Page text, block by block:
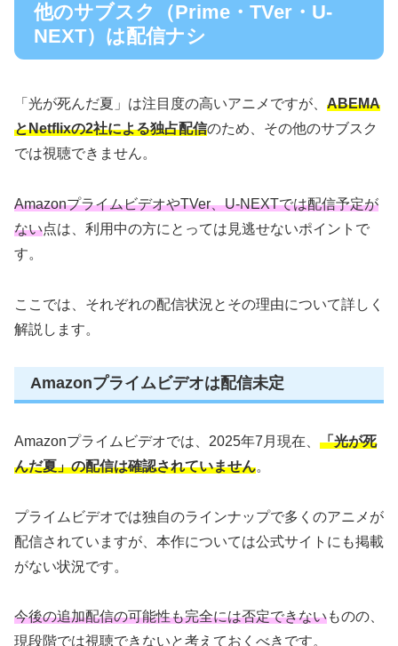
他のサブスク（Prime・TVer・U-
NEXT）は配信ナシ
「光が死んだ夏」は注目度の高いアニメですが、 ABEMA
とNetflixの2社による独占配信のため、その他のサブスク
では視聴できません。
AmazonプライムビデオやTVer、U-NEXTでは配信予定が
ない点は、利用中の方にとっては見逃せないポイントで
す。
ここでは、それぞれの配信状況とその理由について詳しく
解説します。
Amazonプライムビデオは配信未定
Amazonプライムビデオでは、2025年7月現在、 「光が死
んだ夏」の配信は確認されていません。
プライムビデオでは独自のラインナップで多くのアニメが
配信されていますが、本作については公式サイトにも掲載
がない状況です。
今後の追加配信の可能性も完全には否定できないものの、
現段階では視聴できないと考えておくべきです。